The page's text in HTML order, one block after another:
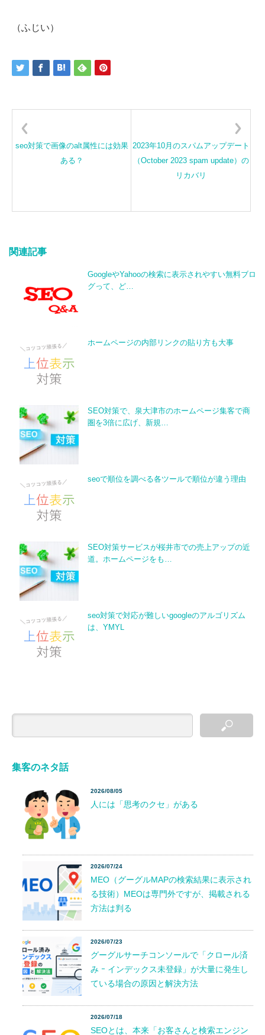
（ふじい）
seo対策で画像のalt属性には効果
ある？
2023年10月のスパムアップデート
（October 2023 spam update）の
リカバリ
関連記事
GoogleやYahooの検索に表示されやすい無料ブロ
グって、ど…
ホームページの内部リンクの貼り方も大事
SEO対策で、泉大津市のホームページ集客で商
圏を3倍に広げ、新規…
seoで順位を調べる各ツールで順位が違う理由
SEO対策サービスが桜井市での売上アップの近
道。ホームページをも…
seo対策で対応が難しいgoogleのアルゴリズム
は、YMYL
集客のネタ話
2026/08/05
人には「思考のクセ」がある
2026/07/24
MEO（グーグルMAPの検索結果に表示され
る技術）MEOは専門外ですが、掲載される
方法は判る
2026/07/23
グーグルサーチコンソールで「クロール済
み ｰ インデックス未登録」が大量に発生し
ている場合の原因と解決方法
2026/07/18
SEOとは、本来「お客さんと検索エンジン